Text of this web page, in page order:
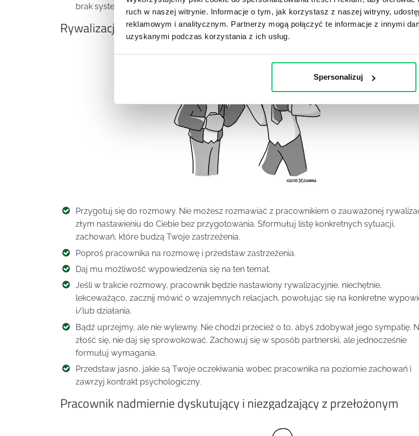
ruch w naszej witrynie. Informacje o tym, jak korzystasz z naszej witryny,
reklamowym i analitycznym. Partnerzy mogą połączyć te informacje z innymi
uzyskanymi podczas korzystania z ich usług.
Spersonalizuj
brak systematyczności można naprawić w krótkim czasie.
Rywalizacja z przełożonym
Przygotuj się do rozmowy. Nie możesz rozmawiać z pracownikiem o zauważonej
złym nastawieniu do Ciebie bez przygotowania. Sformułuj listę konkretnych sytuacji,
zachowań, które budzą Twoje zastrzeżenia.
Poproś pracownika na rozmowę i przedstaw zastrzeżenia.
Daj mu możliwość wypowiedzenia się na ten temat.
Jeśli w trakcie rozmowy, pracownik będzie nastawiony rywalizacyjnie, niechętnie,
lekceważąco, zacznij mówić o wzajemnych relacjach, powołując się na konkretne
i/lub działania.
Bądź uprzejmy, ale nie wylewny. Nie chodzi przecież o to, abyś zdobywał jego sympatię.
złość się, nie daj się sprowokować. Zachowuj się w sposób partnerski, ale jednocześnie
formułuj wymagania.
Przedstaw jasno, jakie są Twoje oczekiwania wobec pracownika na poziomie zachowań i
zawrzyj kontrakt psychologiczny.
Pracownik nadmiernie dyskutujący i niezgadzający z przełożonym